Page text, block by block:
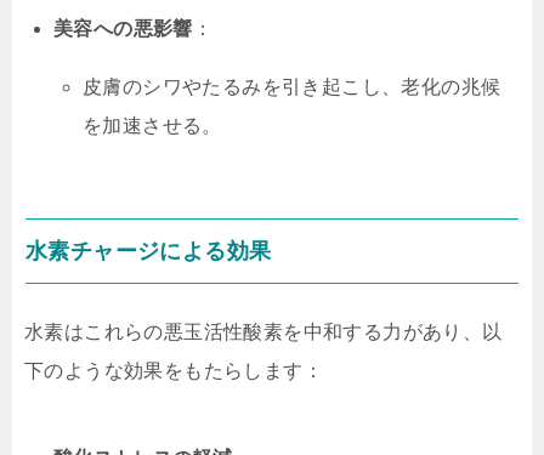
美容への悪影響 ：
皮膚のシワやたるみを引き起こし、老化の兆候
を加速させる。
水素チャージによる効果
水素はこれらの悪玉活性酸素を中和する力があり、以
下のような効果をもたらします：